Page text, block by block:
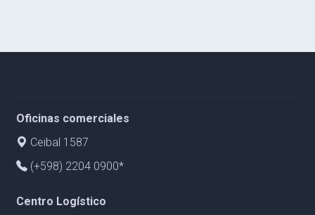
Oficinas comerciales
Ceibal 1587
(+598) 2204 0900*
Centro Logístico